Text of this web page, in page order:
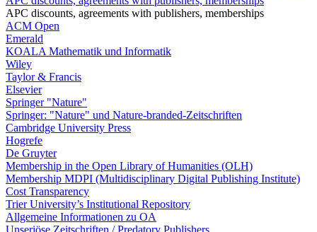
APC discounts, agreements with publishers, memberships
ACM Open
Emerald
KOALA Mathematik und Informatik
Wiley
Taylor & Francis
Elsevier
Springer "Nature"
Springer: "Nature" und Nature-branded-Zeitschriften
Cambridge University Press
Hogrefe
De Gruyter
Membership in the Open Library of Humanities (OLH)
Membership MDPI (Multidisciplinary Digital Publishing Institute)
Cost Transparency
Trier University’s Institutional Repository
Allgemeine Informationen zu OA
Unseriöse Zeitschriften / Predatory Publishers